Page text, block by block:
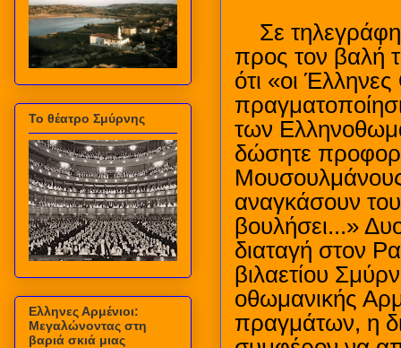
Σε
προς τον βαλή
ότι «οι
των
δώσητε
αναγκάσουν
βουλήσει...»
διαταγή στον
βιλαετίου
οθωμανικής
πραγμάτων, η
Το θέατρο Σμύρνης
Ελληνες Αρμένιοι:
Μεγαλώνοντας στη
βαριά σκιά μιας